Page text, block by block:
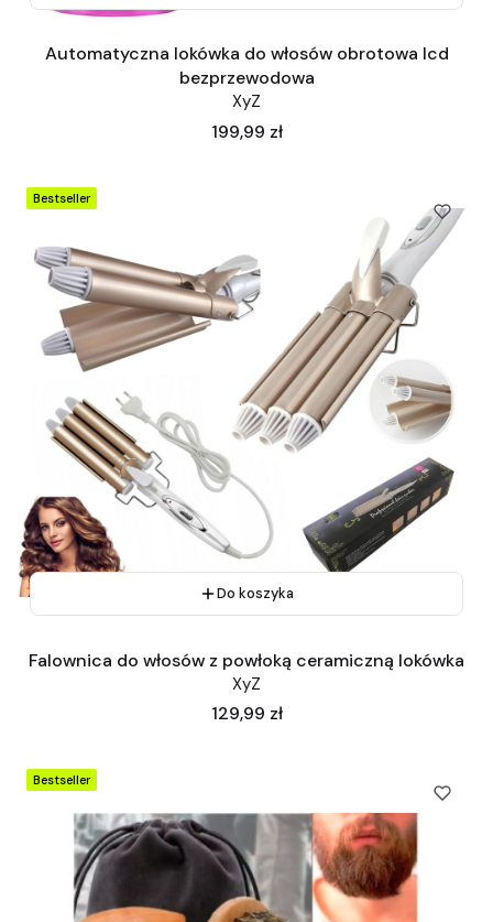
Automatyczna lokówka do włosów obrotowa lcd
bezprzewodowa
XyZ
Cena
199,99 zł
Bestseller
Do koszyka
Falownica do włosów z powłoką ceramiczną lokówka
XyZ
Cena
129,99 zł
Bestseller